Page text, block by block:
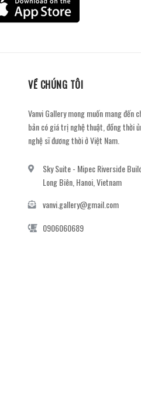
VỀ CHÚNG TÔI
Vanvi Gallery mong muốn mang đến
bản có giá trị nghệ thuật, đồng thời
nghệ sĩ đương thời ở Việt Nam.
Sky Suite - Mipec Riverside
Long Biên, Hanoi, Vietnam
vanvi.gallery@gmail.com
0906060689